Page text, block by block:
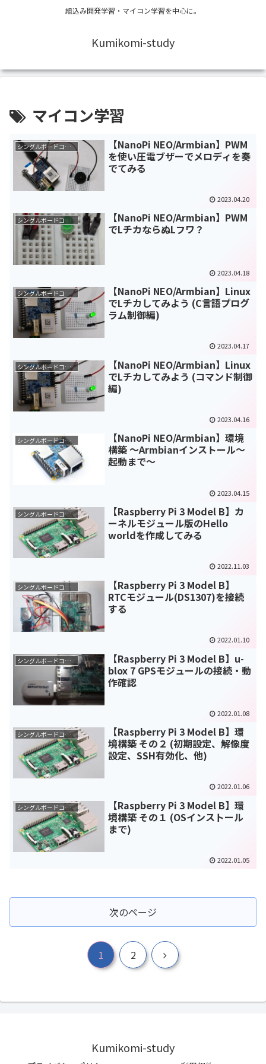
組込み開発学習・マイコン学習を中心に。
Kumikomi-study
マイコン学習
シングルボードコンピュータ(SBC)
【NanoPi NEO/Armbian】PWM
を使い圧電ブザーでメロディを奏
でてみる
2023.04.20
シングルボードコンピュータ(SBC)
【NanoPi NEO/Armbian】PWM
でLチカならぬLフワ？
2023.04.18
シングルボードコンピュータ(SBC)
【NanoPi NEO/Armbian】Linux
でLチカしてみよう (C言語プログ
ラム制御編)
2023.04.17
シングルボードコンピュータ(SBC)
【NanoPi NEO/Armbian】Linux
でLチカしてみよう (コマンド制御
編)
2023.04.16
シングルボードコンピュータ(SBC)
【NanoPi NEO/Armbian】環境
構築 ～Armbianインストール～
起動まで～
2023.04.15
シングルボードコンピュータ(SBC)
【Raspberry Pi 3 Model B】カ
ーネルモジュール版のHello
worldを作成してみる
2022.11.03
シングルボードコンピュータ(SBC)
【Raspberry Pi 3 Model B】
RTCモジュール(DS1307)を接続
する
2022.01.10
シングルボードコンピュータ(SBC)
【Raspberry Pi 3 Model B】u-
blox 7 GPSモジュールの接続・動
作確認
2022.01.08
シングルボードコンピュータ(SBC)
【Raspberry Pi 3 Model B】環
境構築 その２ (初期設定、解像度
設定、SSH有効化、他)
2022.01.06
シングルボードコンピュータ(SBC)
【Raspberry Pi 3 Model B】環
境構築 その１ (OSインストール
まで)
2022.01.05
次のページ
1 2
次
Kumikomi-study